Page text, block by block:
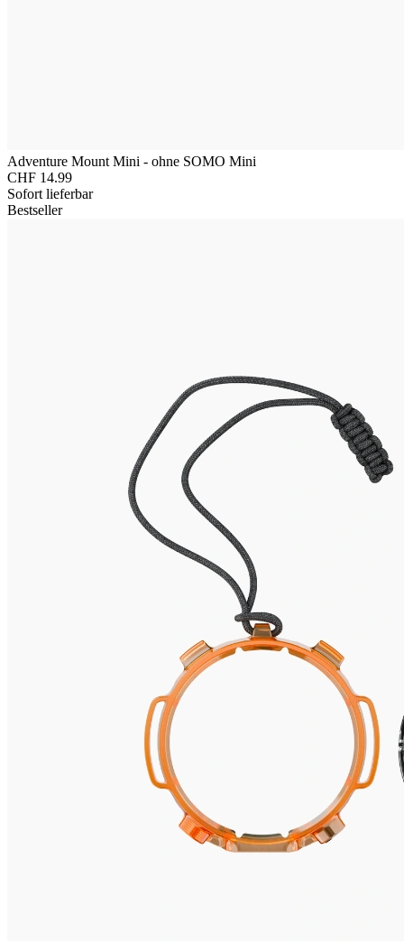
Adventure Mount Mini - ohne SOMO Mini
CHF 14.99
Sofort lieferbar
Bestseller